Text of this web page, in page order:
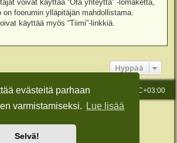
evästeitä parhaan
varmistamiseksi.
Lue lisää
Selvä!
voivat käyttää “Ota yhteyttä” -lomaketta,
foorumin ylläpitäjän mahdollistama.
käyttää myös “Tiimi”-linkkiä.
Hyppää
Kaikki ajat ovat UTC+03:00
Viesti Ylläpidolle
phpBB® Forum Software © phpBB Limited